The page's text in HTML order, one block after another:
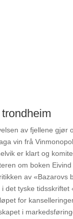
av fjellene gjør
vin frå
er klart og
om boken
av
det tyske
for
i